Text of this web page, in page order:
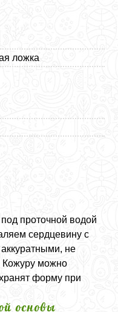
ложка
проточной водой
сердцевину с
не
Кожуру можно
форму при
основы